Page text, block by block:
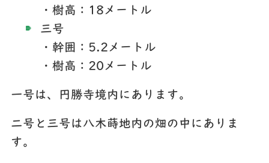
・樹高：18メートル
三号
・幹囲：5.2メートル
・樹高：20メートル
一号は、円勝寺境内にあります。
二号と三号は八木蒔地内の畑の中にありま
す。